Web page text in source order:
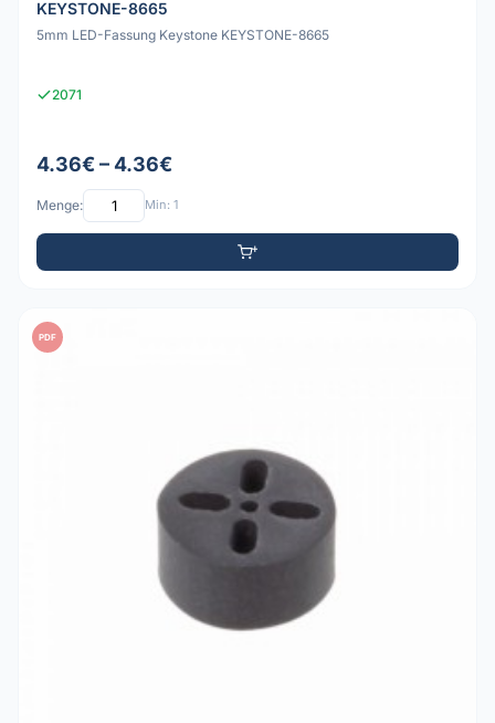
KEYSTONE-8665
5mm LED-Fassung Keystone KEYSTONE-8665
2071
4.36€ – 4.36€
Menge: Min: 1
PDF